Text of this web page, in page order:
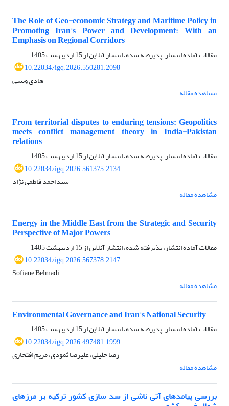
The Role of Geo-economic Strategy and Maritime Policy in
Promoting Iran's Power and Development: With an
Emphasis on Regional Corridors
مقالات آماده انتشار، پذیرفته شده، انتشار آنلاین از15 اردیبهشت 1405
10.22034/igq.2026.550281.2098
هادی ویسی
مشاهده مقاله
From territorial disputes to enduring tensions: Geopolitics
meets conflict management theory in India-Pakistan
relations
مقالات آماده انتشار، پذیرفته شده، انتشار آنلاین از15 اردیبهشت 1405
10.22034/igq.2026.561375.2134
سیداحمد فاطمی نژاد
مشاهده مقاله
Energy in the Middle East from the Strategic and Security
Perspective of Major Powers
مقالات آماده انتشار، پذیرفته شده، انتشار آنلاین از15 اردیبهشت 1405
10.22034/igq.2026.567378.2147
Sofiane Belmadi
مشاهده مقاله
Environmental Governance and Iran's National Security
مقالات آماده انتشار، پذیرفته شده، انتشار آنلاین از15 اردیبهشت 1405
10.22034/igq.2026.497481.1999
رضا خلیلی، علیرضا ثمودی، مریم افتخاری
مشاهده مقاله
بررسی پیامدهای آتی ناشی از سد سازی کشور ترکیه بر مرزهای